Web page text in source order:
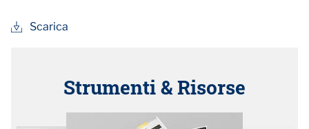
Scarica
Strumenti & Risorse